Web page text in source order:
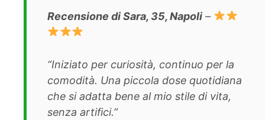
Recensione di Sara, 35, Napoli –
“Iniziato per curiosità, continuo per la
comodità. Una piccola dose quotidiana
che si adatta bene al mio stile di vita,
senza artifici.”